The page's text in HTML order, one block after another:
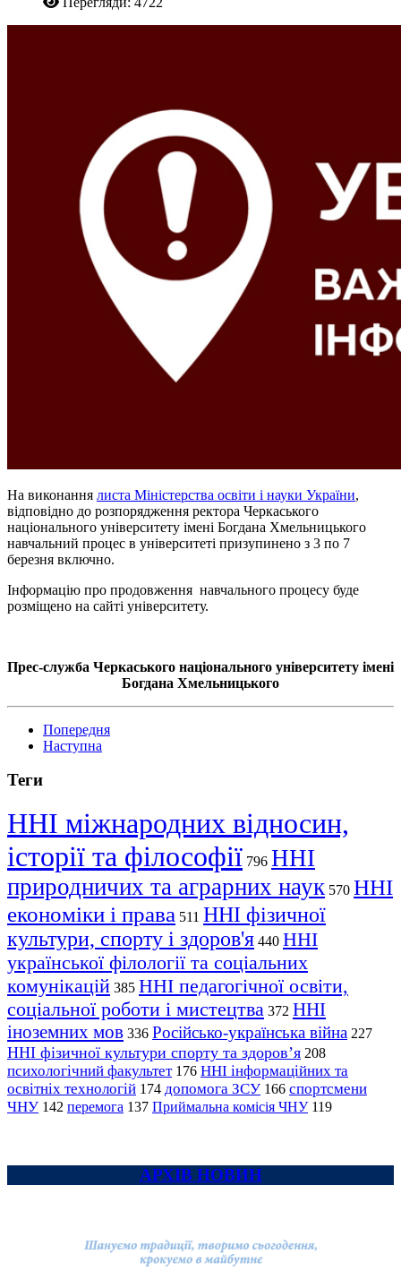
На виконання листа Міністерства освіти і науки України,
відповідно до розпорядження ректора Черкаського
національного університету імені Богдана Хмельницького
навчальний процес в університеті призупинено з 3 по 7
березня включно.
Інформацію про продовження навчального процесу буде
розміщено на сайті університету.
Прес-служба Черкаського національного університету імені
Богдана Хмельницького
Попередня
Наступна
Теги
ННІ міжнародних відносин,
історії та філософії 796 ННІ
природничих та аграрних наук 570 ННІ
економіки і права 511 ННІ фізичної
культури, спорту і здоров'я 440 ННІ
української філології та соціальних
комунікацій 385 ННІ педагогічної освіти,
соціальної роботи і мистецтва 372 ННІ
іноземних мов 336 Російсько-українська війна 227
ННІ фізичної культури спорту та здоров’я 208
психологічний факультет 176 ННІ інформаційних та
освітніх технологій 174 допомога ЗСУ 166 спортсмени
ЧНУ 142 перемога 137 Приймальна комісія ЧНУ 119
АРХІВ НОВИН